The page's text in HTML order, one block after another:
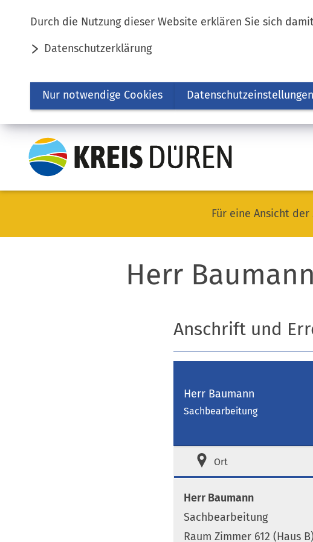
Durch die Nutzung dieser Website erklären Sie sich
Datenschutzerklärung
Nur notwendige Cookies
Inhalt anspringen
Für eine Ansicht
Herr Baumann
Anschrift und
Herr Baumann
Sachbearbeitung
Ort
Herr Baumann
Sachbearbeitung
Raum Zimmer 612 (Haus B)